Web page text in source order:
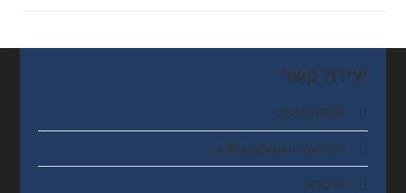
יצירת קשר
03-5076998
office@ferber-law.co.il
פייסבוק